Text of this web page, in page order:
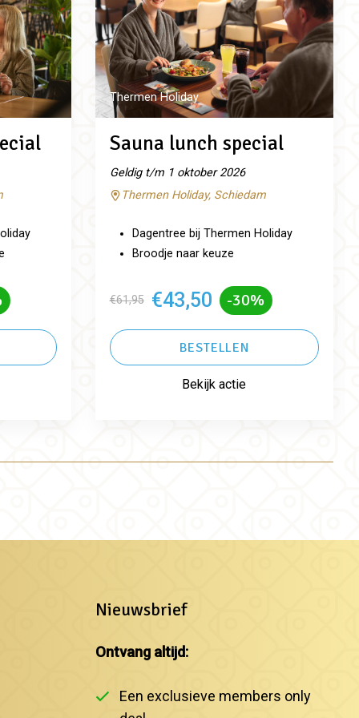
Thermen Holiday
Sauna lunch special
Geldig t/m 1 oktober 2026
Thermen Holiday, Schiedam
Dagentree bij Thermen Holiday
Broodje naar keuze
€61,95 €43,50 -30%
BESTELLEN
Bekijk actie
Nieuwsbrief
Ontvang altijd:
Een exclusieve members only